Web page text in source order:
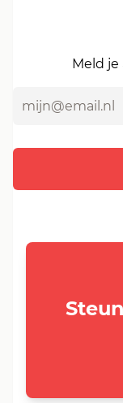
Meld je
Steun